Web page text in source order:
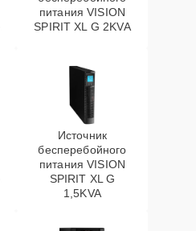
питания VISION
SPIRIT XL G 2KVA
Источник
бесперебойного
питания VISION
SPIRIT XL G
1,5KVA